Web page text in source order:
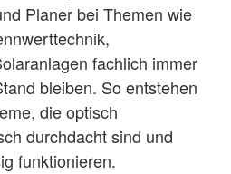
Planer bei Themen wie
fachlich immer
bleiben. So entstehen
die optisch
durchdacht sind und
funktionieren.​